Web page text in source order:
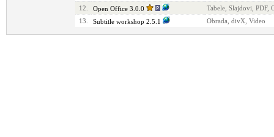
12.
Open Office 3.0.0
Tabele, Slajdovi, PDF,
13.
Subtitle workshop 2.5.1 Obrada, divX, Video